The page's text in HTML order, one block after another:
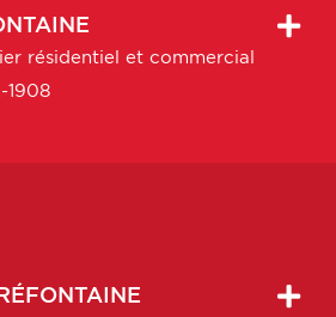
résidentiel et commercial
1908